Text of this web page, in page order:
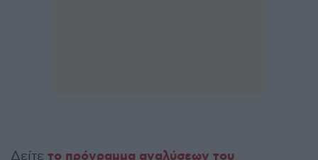
Δείτε